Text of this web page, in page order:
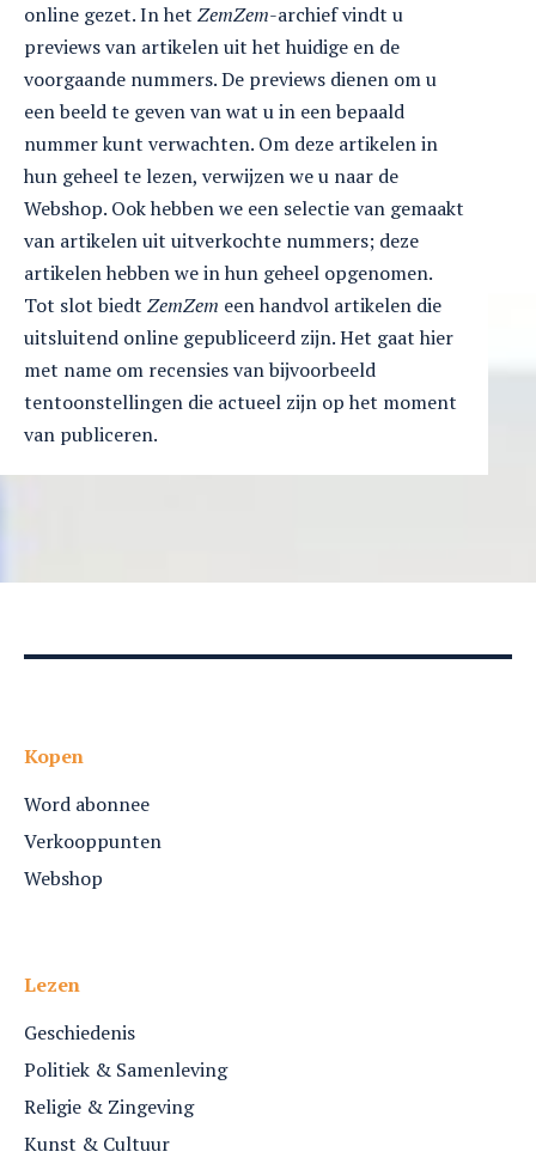
online gezet. In het ZemZem-archief vindt u
previews van artikelen uit het huidige en de
voorgaande nummers. De previews dienen om u
een beeld te geven van wat u in een bepaald
nummer kunt verwachten. Om deze artikelen in
hun geheel te lezen, verwijzen we u naar de
Webshop. Ook hebben we een selectie van gemaakt
van artikelen uit uitverkochte nummers; deze
artikelen hebben we in hun geheel opgenomen.
Tot slot biedt ZemZem een handvol artikelen die
uitsluitend online gepubliceerd zijn. Het gaat hier
met name om recensies van bijvoorbeeld
tentoonstellingen die actueel zijn op het moment
van publiceren.
Kopen
Word abonnee
Verkooppunten
Webshop
Lezen
Geschiedenis
Politiek & Samenleving
Religie & Zingeving
Kunst & Cultuur